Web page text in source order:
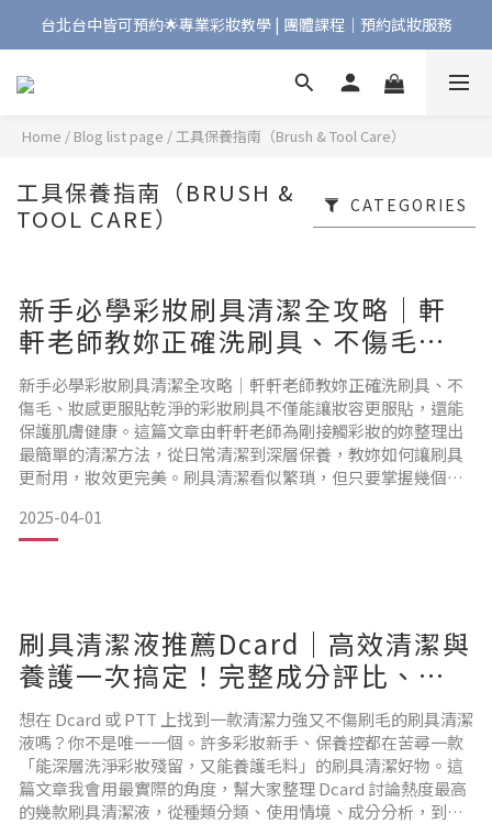
Bonjour!歡迎來到Maqpro | 全店2000免運🇫🇷
台北台中皆可預約🌟專業彩妝教學 | 團體課程｜預約試妝服務
Bonjour!歡迎來到Maqpro | 全店2000免運🇫🇷
Home / Blog list page /工具保養指南（Brush & Tool Care）
工具保養指南（BRUSH &
TOOL CARE）
CATEGORIES
新手必學彩妝刷具清潔全攻略｜軒
軒老師教妳正確洗刷具、不傷毛、
妝感更服貼
新手必學彩妝刷具清潔全攻略｜軒軒老師教妳正確洗刷具、不
傷毛、妝感更服貼乾淨的彩妝刷具不僅能讓妝容更服貼，還能
保護肌膚健康。這篇文章由軒軒老師為剛接觸彩妝的妳整理出
最簡單的清潔方法，從日常清潔到深層保養，教妳如何讓刷具
更耐用，妝效更完美。刷具清潔看似繁瑣，但只要掌握幾個步
毛，不同清潔方式妳可能會問：「所有的刷具都可以用同樣的
方式清潔嗎？」軒軒老師要告訴妳，答案是不行哦！刷毛分為
2025-04-01
刷具清潔液推薦Dcard｜高效清潔與
養護一次搞定！完整成分評比、使
用心得總整理
想在 Dcard 或 PTT 上找到一款清潔力強又不傷刷毛的刷具清潔
液嗎？你不是唯一一個。許多彩妝新手、保養控都在苦尋一款
「能深層洗淨彩妝殘留，又能養護毛料」的刷具清潔好物。這
篇文章我會用最實際的角度，幫大家整理 Dcard 討論熱度最高
的幾款刷具清潔液，從種類分類、使用情境、成分分析，到實